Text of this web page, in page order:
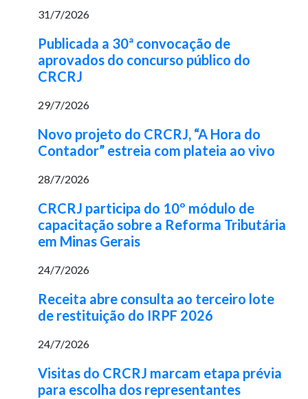
31/7/2026
Publicada a 30ª convocação de
aprovados do concurso público do
CRCRJ
29/7/2026
Novo projeto do CRCRJ, “A Hora do
Contador” estreia com plateia ao vivo
28/7/2026
CRCRJ participa do 10º módulo de
capacitação sobre a Reforma Tributária
em Minas Gerais
24/7/2026
Receita abre consulta ao terceiro lote
de restituição do IRPF 2026
24/7/2026
Visitas do CRCRJ marcam etapa prévia
para escolha dos representantes